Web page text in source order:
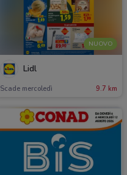
NUOVO
Lidl
Scade mercoledì 9.7 km